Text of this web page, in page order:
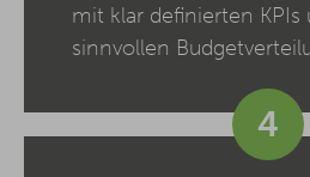
mit klar definierten KPIs
sinnvollen
4